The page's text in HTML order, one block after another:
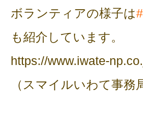
ボランティアの様子は
も紹介しています。
https://www.iwate-
（スマイルいわて事務